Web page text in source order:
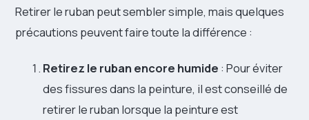
Retirer le ruban peut sembler simple, mais quelques
précautions peuvent faire toute la différence :
Retirez le ruban encore humide : Pour éviter
des fissures dans la peinture, il est conseillé de
retirer le ruban lorsque la peinture est